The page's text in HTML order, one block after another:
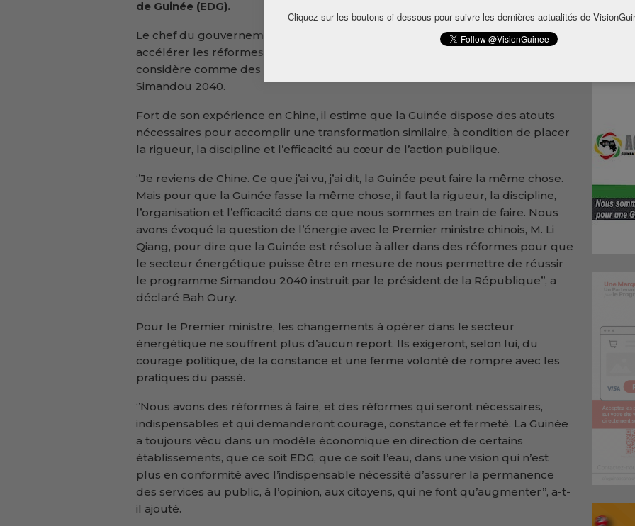
de Guinée (EDG).
Le chef du gouvernement a réaffirmé la détermination des autorités à
accélérer les réformes dans les secteurs de l’énergie et de l’eau, qu’il
considère comme des piliers essentiels de la réussite du programme
Simandou 2040.
Fort de son expérience en Chine, il estime que la Guinée dispose des atouts
nécessaires pour accomplir une transformation similaire, à condition de placer
la rigueur, la discipline et l’efficacité au cœur de l’action publique.
‘’Je reviens de Chine. Ce que j’ai vu, j’ai dit, la Guinée peut faire la même chose.
Mais pour que la Guinée fasse la même chose, il faut la rigueur, la discipline,
l’organisation et l’efficacité dans ce que nous sommes en train de faire. Nous
avons évoqué la question de l’énergie avec le Premier ministre chinois, M. Li
Qiang, pour dire que la Guinée est résolue à aller dans des réformes pour que
le secteur énergétique puisse être en mesure de nous permettre de réussir
le programme Simandou 2040 instruit par le président de la République’’, a
déclaré Bah Oury.
Pour le Premier ministre, les changements à opérer dans le secteur
énergétique ne souffrent plus d’aucun report. Ils exigeront, selon lui, du
courage politique, de la constance et une ferme volonté de rompre avec les
pratiques du passé.
‘’Nous avons des réformes à faire, et des réformes qui seront nécessaires,
indispensables et qui demanderont courage, constance et fermeté. La Guinée
a toujours vécu dans un modèle économique en direction de certains
établissements, que ce soit EDG, que ce soit l’eau, dans une vision qui n’est
plus en conformité avec l’indispensable nécessité d’assurer la permanence
des services au public, à l’opinion, aux citoyens, qui ne font qu’augmenter’’, a-t-
il ajouté.
Cliquez sur les boutons ci-dessous pour suivre les dernières actualités de